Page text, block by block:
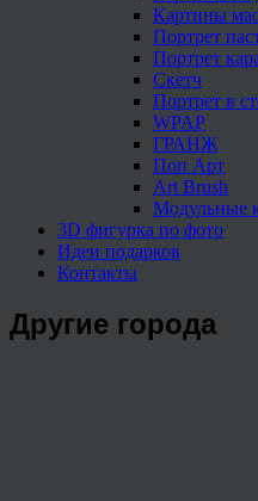
Картины
Портрет
Портрет
Скетч
Портрет в
WPAP
ГРАНЖ
Поп Арт
Art Brush
Модульные
3D фигурка по фото
Идеи подарков
Контакты
Другие города